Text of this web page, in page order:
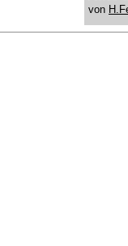
von